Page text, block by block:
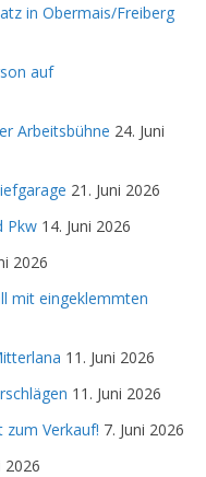
in Obermais/Freiberg
auf
Arbeitsbühne 24. Juni
21. Juni 2026
Pkw 14. Juni 2026
2026
mit eingeklemmten
11. Juni 2026
11. Juni 2026
zum Verkauf! 7. Juni 2026
2026